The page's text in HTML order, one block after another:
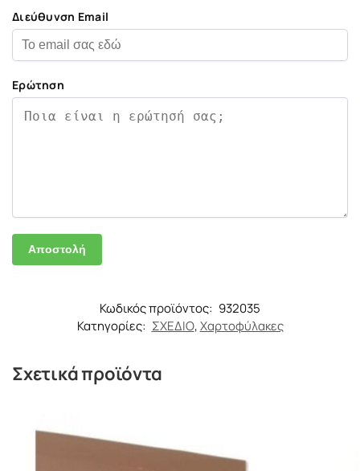
Διεύθυνση Email
Ερώτηση
Κωδικός προϊόντος: 932035
Κατηγορίες: ΣΧΕΔΙΟ,Χαρτοφύλακες
Σχετικά προϊόντα